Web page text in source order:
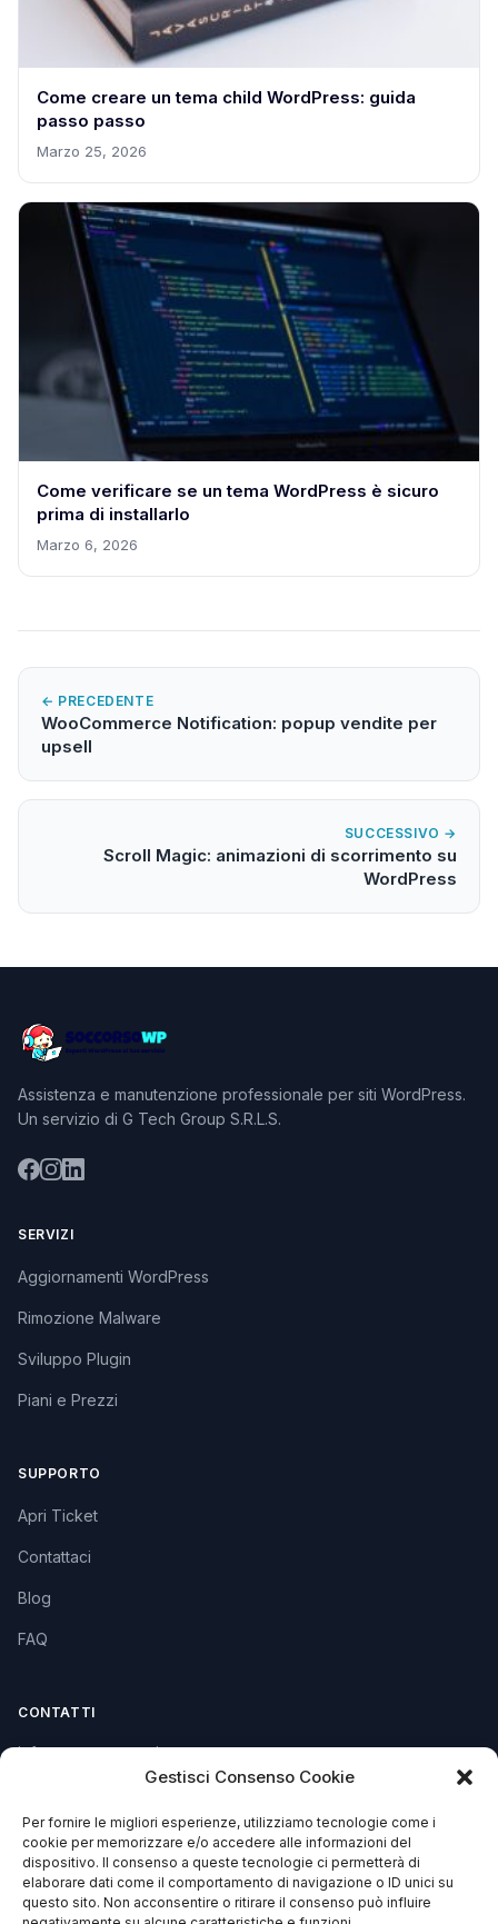
Gestisci Consenso Cookie
Per fornire le migliori esperienze, utilizziamo tecnologie come i
cookie per memorizzare e/o accedere alle informazioni del
dispositivo. Il consenso a queste tecnologie ci permetterà di
elaborare dati come il comportamento di navigazione o ID unici su
questo sito. Non acconsentire o ritirare il consenso può influire
Come creare un tema child WordPress: guida
passo passo
Marzo 25, 2026
Come verificare se un tema WordPress è sicuro
prima di installarlo
Marzo 6, 2026
← PRECEDENTE
WooCommerce Notification: popup vendite per
upsell
SUCCESSIVO →
Scroll Magic: animazioni di scorrimento su
WordPress
Assistenza e manutenzione professionale per siti WordPress.
Un servizio di G Tech Group S.R.L.S.
SERVIZI
Aggiornamenti WordPress
Rimozione Malware
Sviluppo Plugin
Piani e Prezzi
SUPPORTO
Apri Ticket
Contattaci
Blog
FAQ
CONTATTI
info@soccorsowp.it
PEC: gtechgroup@pec.it
Privacy Policy
Cookie Policy